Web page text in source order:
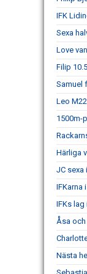
IFK
Sexa
Love
Filip
Samuel
Leo
1500m-
Härliga
JC sexa
IFKarna
IFKs lag
Åsa
Nästa